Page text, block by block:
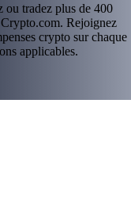
ou tradez plus de 400
Rejoignez
crypto sur chaque
applicables.